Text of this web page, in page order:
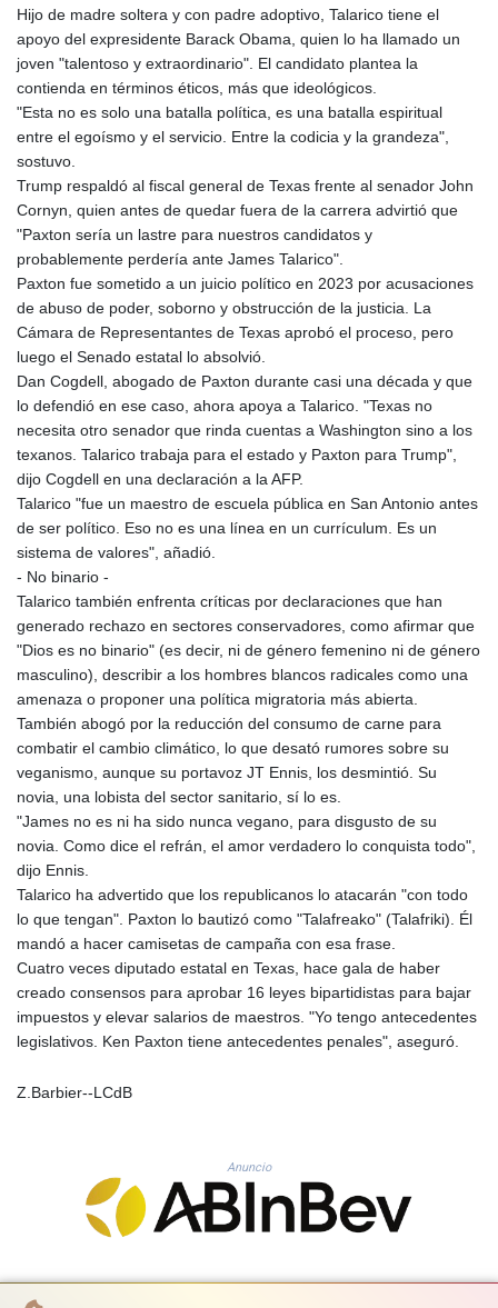
103475.784612
LKR 387.551407
LRD 209.436313
LSL 18.846604
LTL 3.411917
LVL 0.698955
MAD 10.762117
MDL 20.066037
MGA 4971.568067
MKD 61.524919
MMK 2425.761657
MNT 4157.747973
MOP 9.330357
MRU 46.312797
MUR 54.285874
MVR 17.852389
MWK 2007.117959
MXN 19.919233
MYR 4.724922
MZN 73.848488
NAD 18.858
NOK 11.010667
NPR 175.672918
NZD 1.962891
OMR 0.444286
PAB 1.154903
PEN 3.9114
PGK 5.111391
PHP 70.137026
PKR 321.001615
PLN 4.301566
PYG 6887.534304
RON 5.246245
RSD 117.344628
RUB 93.568896
RWF 1693.975431
SAR 4.336079
SBD 9.323045
SCR 16.772158
SOS 693.885368
SRD 43.525699
STD 23916.692567
Hijo de madre soltera y con padre adoptivo, Talarico tiene el
apoyo del expresidente Barack Obama, quien lo ha llamado un
joven "talentoso y extraordinario". El candidato plantea la
contienda en términos éticos, más que ideológicos.
"Esta no es solo una batalla política, es una batalla espiritual
entre el egoísmo y el servicio. Entre la codicia y la grandeza",
sostuvo.
Trump respaldó al fiscal general de Texas frente al senador John
Cornyn, quien antes de quedar fuera de la carrera advirtió que
"Paxton sería un lastre para nuestros candidatos y
probablemente perdería ante James Talarico".
Paxton fue sometido a un juicio político en 2023 por acusaciones
de abuso de poder, soborno y obstrucción de la justicia. La
Cámara de Representantes de Texas aprobó el proceso, pero
luego el Senado estatal lo absolvió.
Dan Cogdell, abogado de Paxton durante casi una década y que
lo defendió en ese caso, ahora apoya a Talarico. "Texas no
necesita otro senador que rinda cuentas a Washington sino a los
texanos. Talarico trabaja para el estado y Paxton para Trump",
dijo Cogdell en una declaración a la AFP.
Talarico "fue un maestro de escuela pública en San Antonio antes
de ser político. Eso no es una línea en un currículum. Es un
sistema de valores", añadió.
- No binario -
Talarico también enfrenta críticas por declaraciones que han
generado rechazo en sectores conservadores, como afirmar que
"Dios es no binario" (es decir, ni de género femenino ni de género
masculino), describir a los hombres blancos radicales como una
amenaza o proponer una política migratoria más abierta.
También abogó por la reducción del consumo de carne para
combatir el cambio climático, lo que desató rumores sobre su
veganismo, aunque su portavoz JT Ennis, los desmintió. Su
novia, una lobista del sector sanitario, sí lo es.
"James no es ni ha sido nunca vegano, para disgusto de su
novia. Como dice el refrán, el amor verdadero lo conquista todo",
dijo Ennis.
Talarico ha advertido que los republicanos lo atacarán "con todo
lo que tengan". Paxton lo bautizó como "Talafreako" (Talafriki). Él
mandó a hacer camisetas de campaña con esa frase.
Cuatro veces diputado estatal en Texas, hace gala de haber
creado consensos para aprobar 16 leyes bipartidistas para bajar
impuestos y elevar salarios de maestros. "Yo tengo antecedentes
legislativos. Ken Paxton tiene antecedentes penales", aseguró.
Z.Barbier--LCdB
Anuncio